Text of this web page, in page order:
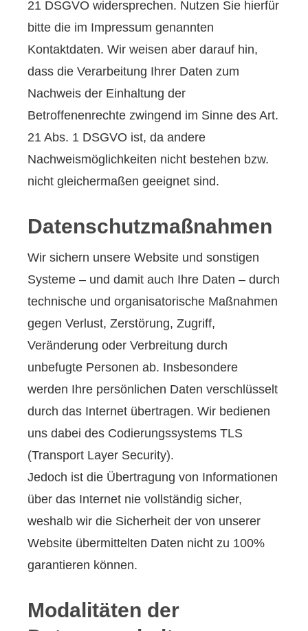
21 DSGVO widersprechen. Nutzen Sie hierfür
bitte die im Impressum genannten
Kontaktdaten. Wir weisen aber darauf hin,
dass die Verarbeitung Ihrer Daten zum
Nachweis der Einhaltung der
Betroffenenrechte zwingend im Sinne des Art.
21 Abs. 1 DSGVO ist, da andere
Nachweismöglichkeiten nicht bestehen bzw.
nicht gleichermaßen geeignet sind.
Datenschutzmaßnahmen
Wir sichern unsere Website und sonstigen
Systeme – und damit auch Ihre Daten – durch
technische und organisatorische Maßnahmen
gegen Verlust, Zerstörung, Zugriff,
Veränderung oder Verbreitung durch
unbefugte Per­sonen ab. Insbesondere
werden Ihre persönlichen Daten verschlüsselt
durch das Internet übertragen. Wir bedienen
uns dabei des Codierungssystems TLS
(Transport Layer Security).
Jedoch ist die Übertragung von Informationen
über das Internet nie vollständig sicher,
weshalb wir die Sicherheit der von unserer
Website übermittelten Daten nicht zu 100%
garantieren können.
Modalitäten der